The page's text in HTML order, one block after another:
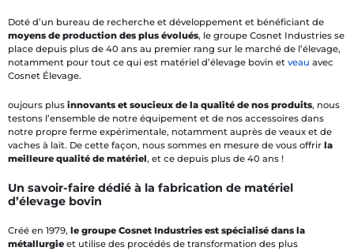
Doté d’un bureau de recherche et développement et bénéficiant de
moyens de production des plus évolués, le groupe Cosnet Industries se
place depuis plus de 40 ans au premier rang sur le marché de l’élevage,
notamment pour tout ce qui est matériel d’élevage bovin et veau avec
Cosnet Élevage.
oujours plus innovants et soucieux de la qualité de nos produits, nous
testons l’ensemble de notre équipement et de nos accessoires dans
notre propre ferme expérimentale, notamment auprès de veaux et de
vaches à lait. De cette façon, nous sommes en mesure de vous offrir la
meilleure qualité de matériel, et ce depuis plus de 40 ans !
Un savoir-faire dédié à la fabrication de matériel
d’élevage bovin
Créé en 1979, le groupe Cosnet Industries est spécialisé dans la
métallurgie et utilise des procédés de transformation des plus